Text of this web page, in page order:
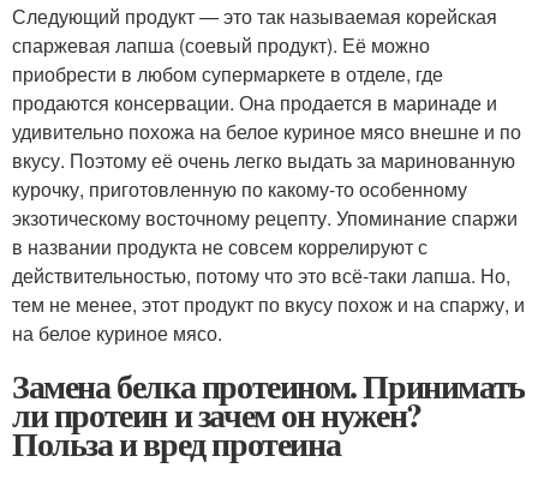
Следующий продукт — это так называемая корейская
спаржевая лапша (соевый продукт). Её можно
приобрести в любом супермаркете в отделе, где
продаются консервации. Она продается в маринаде и
удивительно похожа на белое куриное мясо внешне и по
вкусу. Поэтому её очень легко выдать за маринованную
курочку, приготовленную по какому-то особенному
экзотическому восточному рецепту. Упоминание спаржи
в названии продукта не совсем коррелируют с
действительностью, потому что это всё-таки лапша. Но,
тем не менее, этот продукт по вкусу похож и на спаржу, и
на белое куриное мясо.
Замена белка протеином. Принимать
ли протеин и зачем он нужен?
Польза и вред протеина